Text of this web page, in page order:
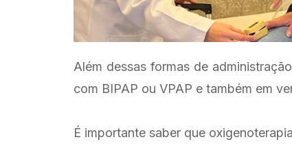
Além dessas formas de
com BIPAP ou VPAP e também em
É importante saber que